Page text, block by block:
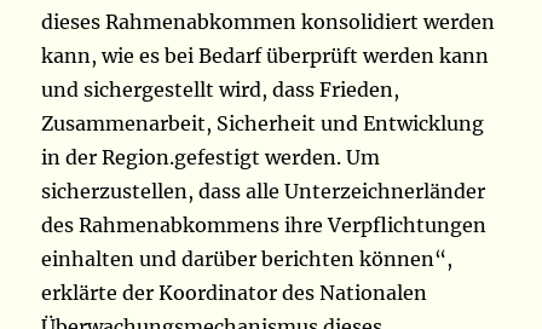
dieses Rahmenabkommen konsolidiert werden
kann, wie es bei Bedarf überprüft werden kann
und sichergestellt wird, dass Frieden,
Zusammenarbeit, Sicherheit und Entwicklung
in der Region.gefestigt werden. Um
sicherzustellen, dass alle Unterzeichnerländer
des Rahmenabkommens ihre Verpflichtungen
einhalten und darüber berichten können“,
erklärte der Koordinator des Nationalen